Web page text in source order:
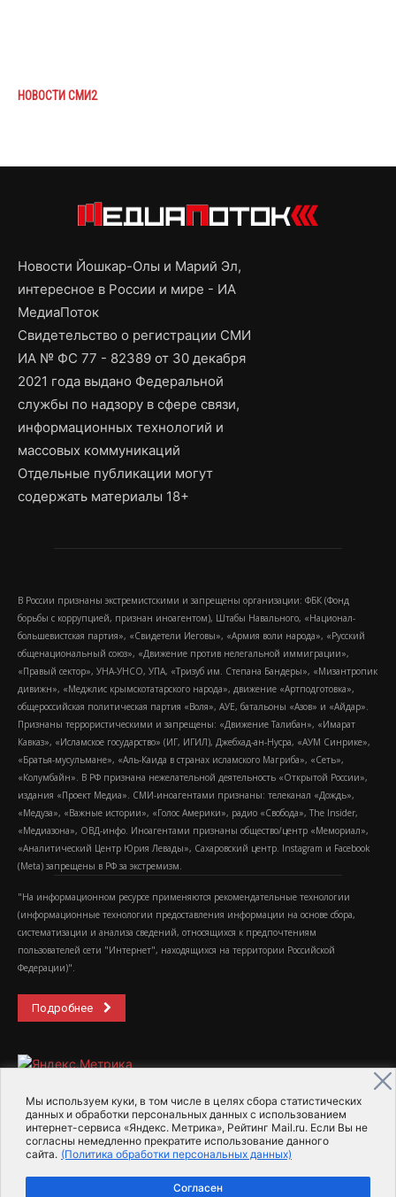
Мы используем куки, в том числе в целях сбора статистических
данных и обработки персональных данных с использованием
интернет-сервиса «Яндекс. Метрика», Рейтинг Mail.ru. Если Вы не
согласны немедленно прекратите использование данного
сайта. (Политика обработки персональных данных)
Согласен
НОВОСТИ СМИ2
Новости Йошкар-Олы и Марий Эл,
интересное в России и мире - ИА
МедиаПоток
Свидетельство о регистрации СМИ
ИА № ФС 77 - 82389 от 30 декабря
2021 года выдано Федеральной
службы по надзору в сфере связи,
информационных технологий и
массовых коммуникаций
Отдельные публикации могут
содержать материалы 18+
В России признаны экстремистскими и запрещены организации: ФБК (Фонд
борьбы с коррупцией, признан иноагентом), Штабы Навального, «Национал-
большевистская партия», «Свидетели Иеговы», «Армия воли народа», «Русский
общенациональный союз», «Движение против нелегальной иммиграции»,
«Правый сектор», УНА-УНСО, УПА, «Тризуб им. Степана Бандеры», «Мизантропик
дивижн», «Меджлис крымскотатарского народа», движение «Артподготовка»,
общероссийская политическая партия «Воля», АУЕ, батальоны «Азов» и «Айдар».
Признаны террористическими и запрещены: «Движение Талибан», «Имарат
Кавказ», «Исламское государство» (ИГ, ИГИЛ), Джебхад-ан-Нусра, «АУМ Синрике»,
«Братья-мусульмане», «Аль-Каида в странах исламского Магриба», «Сеть»,
«Колумбайн». В РФ признана нежелательной деятельность «Открытой России»,
издания «Проект Медиа». СМИ-иноагентами признаны: телеканал «Дождь»,
«Медуза», «Важные истории», «Голос Америки», радио «Свобода», The Insider,
«Медиазона», ОВД-инфо. Иноагентами признаны общество/центр «Мемориал»,
«Аналитический Центр Юрия Левады», Сахаровский центр. Instagram и Facebook
(Metа) запрещены в РФ за экстремизм.
"На информационном ресурсе применяются рекомендательные технологии
(информационные технологии предоставления информации на основе сбора,
систематизации и анализа сведений, относящихся к предпочтениям
пользователей сети "Интернет", находящихся на территории Российской
Федерации)".
Подробнее
2015-2026- Информационное агентство МедиаПоток
Для справки Об издании
Пользовательское соглашение
Политика обработки персональных данных